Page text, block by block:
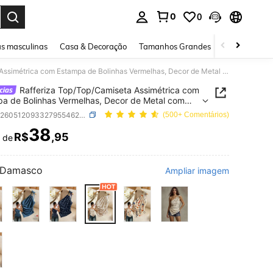
0 0
masculinas Casa & Decoração Tamanhos Grandes Joias e
Rafferiza Top/Top/Camiseta Assimétrica com Estampa de Bolinhas Vermelhas, Decor de Metal com Fivela, Franzido na Barra Assimétrica, Adequada para Dia dos Namorados, Encontros, Volta às Aulas, Verão, Praia, Férias, Bolinhas Retrô
Rafferiza Top/Top/Camiseta Assimétrica com
de Bolinhas Vermelhas, Decor de Metal com
na Barra Assimétrica, Adequada para
Namorados, Encontros, Volta às Aulas, Verão,
Bolinhas Retrô
SKU: sz260512093327955462028 (500+ Comentários)
AND AVAILABILITY
deR$38,95
Damasco Ampliar imagem